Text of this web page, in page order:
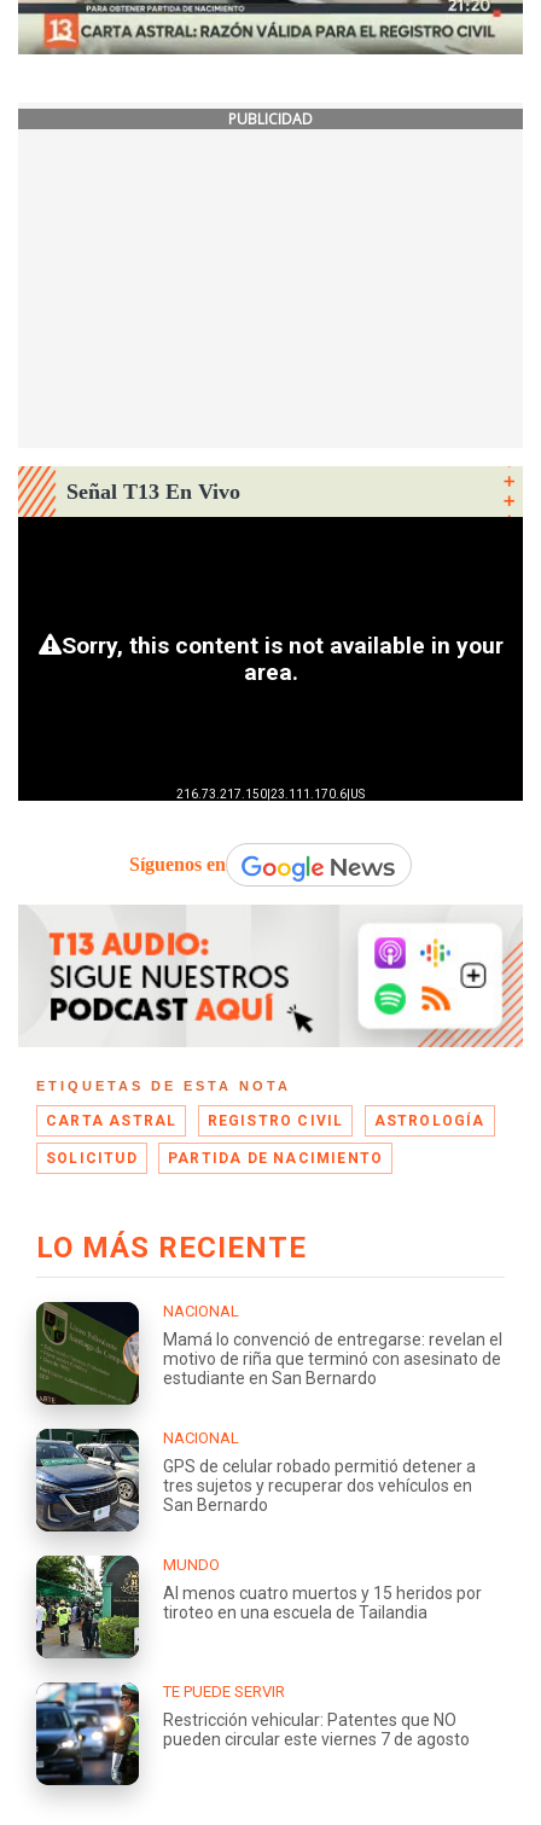
PUBLICIDAD
Señal T13 En Vivo
Síguenos en
ETIQUETAS DE ESTA NOTA
CARTA ASTRAL REGISTRO CIVIL ASTROLOGÍA
SOLICITUD PARTIDA DE NACIMIENTO
LO MÁS RECIENTE
NACIONAL
Mamá lo convenció de entregarse: revelan el
motivo de riña que terminó con asesinato de
estudiante en San Bernardo
NACIONAL
GPS de celular robado permitió detener a
tres sujetos y recuperar dos vehículos en
San Bernardo
MUNDO
Al menos cuatro muertos y 15 heridos por
tiroteo en una escuela de Tailandia
TE PUEDE SERVIR
Restricción vehicular: Patentes que NO
pueden circular este viernes 7 de agosto